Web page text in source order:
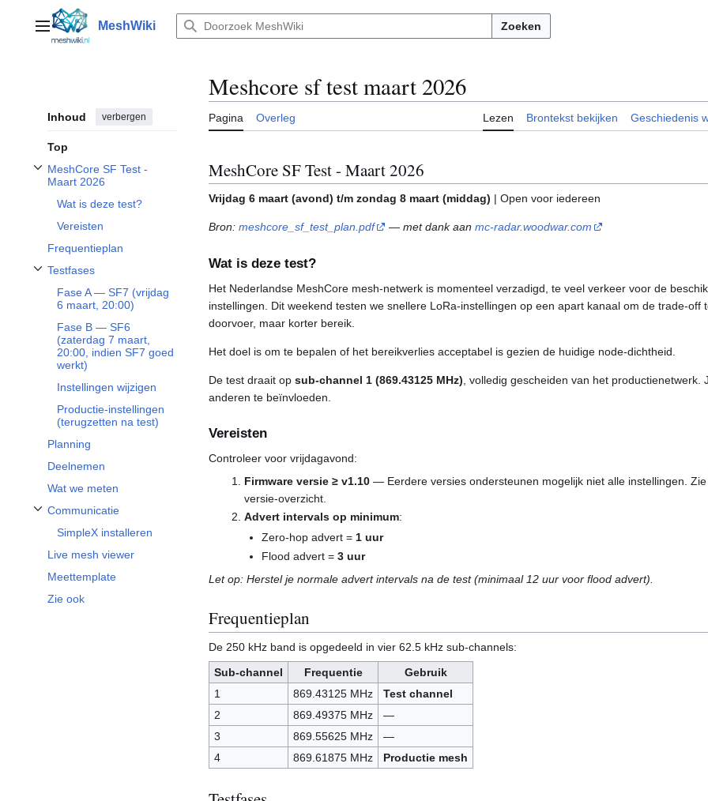
inhoud
springenHoofdmenuMeshWiki Zoeken
Inhoud verbergen
Top
MeshCore SF Test -
Maart 2026
MeshCore SF Test - Maart 2026-subkopje inklappen
Wat is deze test?
Vereisten
Frequentieplan
Testfases
Testfases-subkopje inklappen
Fase A — SF7 (vrijdag
6 maart, 20:00)
Fase B — SF6
(zaterdag 7 maart,
20:00, indien SF7 goed
werkt)
Instellingen wijzigen
Productie-instellingen
(terugzetten na test)
Planning
Deelnemen
Wat we meten
Communicatie
Communicatie-subkopje inklappen
SimpleX installeren
Live mesh viewer
Meettemplate
Zie ook
Meshcore sf test maart 2026
Pagina Overleg Lezen Brontekst bekijken Geschiedenis
MeshCore SF Test - Maart 2026
Vrijdag 6 maart (avond) t/m zondag 8 maart (middag) | Open voor iedereen
Bron: meshcore_sf_test_plan.pdf — met dank aan mc-radar.woodwar.com
Wat is deze test?
Het Nederlandse MeshCore mesh-netwerk is momenteel verzadigd, te veel verkeer voor de
instellingen. Dit weekend testen we snellere LoRa-instellingen op een apart kanaal om de trade-off
doorvoer, maar korter bereik.
Het doel is om te bepalen of het bereikverlies acceptabel is gezien de huidige node-dichtheid.
De test draait op sub-channel 1 (869.43125 MHz) , volledig gescheiden van het
anderen te beïnvloeden.
Vereisten
Controleer voor vrijdagavond:
Firmware versie ≥ v1.10— Eerdere versies ondersteunen mogelijk niet alle instellingen. Zie
versie-overzicht.
Advert intervals op minimum:
Zero-hop advert =1 uur
Flood advert =3 uur
Let op: Herstel je normale advert intervals na de test (minimaal 12 uur voor flood advert).
Frequentieplan
De 250 kHz band is opgedeeld in vier 62.5 kHz sub-channels:
Sub-channel
Frequentie
Gebruik
1
869.43125 MHz
Test channel
2
869.49375 MHz
—
3
869.55625 MHz
—
4
869.61875 MHz Productie mesh